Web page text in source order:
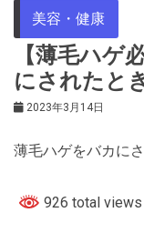
美容・健康
【薄毛ハゲ
にされたと
2023年3月14日
薄毛ハゲをバカに
926 total views